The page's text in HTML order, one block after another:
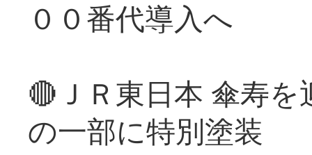
００番代導入へ
🔴ＪＲ東日本 傘寿
の一部に特別塗装